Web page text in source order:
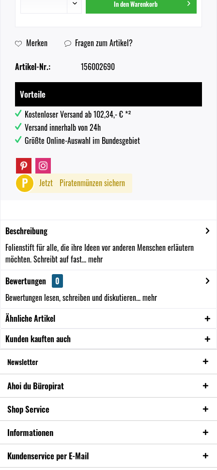
In denWarenkorb
Merken Fragen zum Artikel?
Artikel-Nr.: 156002690
Vorteile
Kostenloser Versand ab 102,34,- € *²
Versand innerhalb von 24h
Größte Online-Auswahl im Bundesgebiet
P Jetzt Piratenmünzen sichern
Beschreibung
Folienstift für alle, die ihre Ideen vor anderen Menschen erläutern
möchten. Schreibt auf fast...mehr
Bewertungen
0
Bewertungen lesen, schreiben und diskutieren...mehr
Ähnliche Artikel
Kunden kauften auch
Newsletter
Ahoi du Büropirat
Shop Service
Informationen
Kundenservice per E-Mail